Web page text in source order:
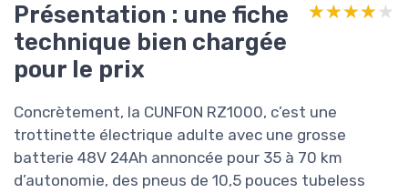
Présentation : une fiche
technique bien chargée
pour le prix
★★★★★
★★★★★
Concrètement, la CUNFON RZ1000, c’est une
trottinette électrique adulte avec une grosse
batterie 48V 24Ah annoncée pour 35 à 70 km
d’autonomie, des pneus de 10,5 pouces tubeless